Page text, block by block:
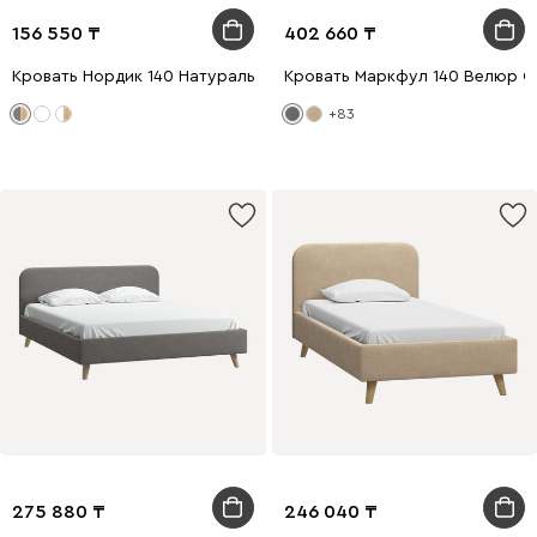
156 550
Кровать Нордик 140 Натуральный Серый
402 660
Кровать Маркфул 140 Велюр
+83
275 880 246 040